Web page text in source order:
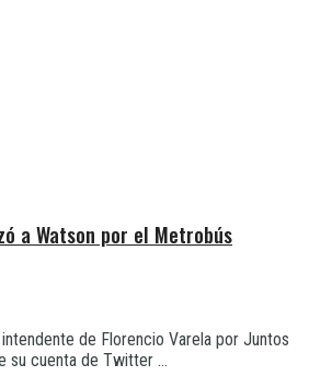
a Watson por el Metrobús
de Florencio Varela por Juntos
su cuenta de Twitter ...